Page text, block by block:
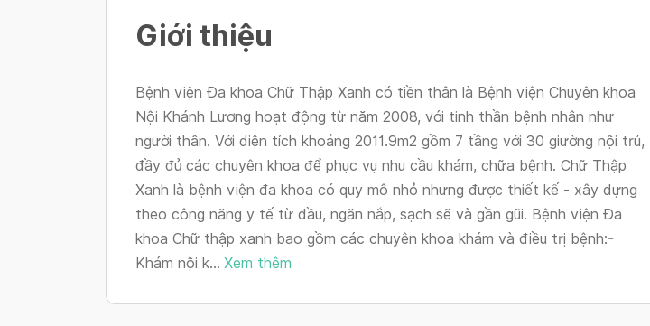
Giới thiệu
Bệnh viện Đa khoa Chữ Thập Xanh có tiền thân là Bệnh viện Chuyên khoa
Nội Khánh Lương hoạt động từ năm 2008, với tinh thần bệnh nhân như
người thân. Với diện tích khoảng 2011.9m2 gồm 7 tầng với 30 giường nội trú,
đầy đủ các chuyên khoa để phục vụ nhu cầu khám, chữa bệnh. Chữ Thập
Xanh là bệnh viện đa khoa có quy mô nhỏ nhưng được thiết kế - xây dựng
theo công năng y tế từ đầu, ngăn nắp, sạch sẽ và gần gũi. Bệnh viện Đa
khoa Chữ thập xanh bao gồm các chuyên khoa khám và điều trị bệnh:-
Khám nội k... Xem thêm